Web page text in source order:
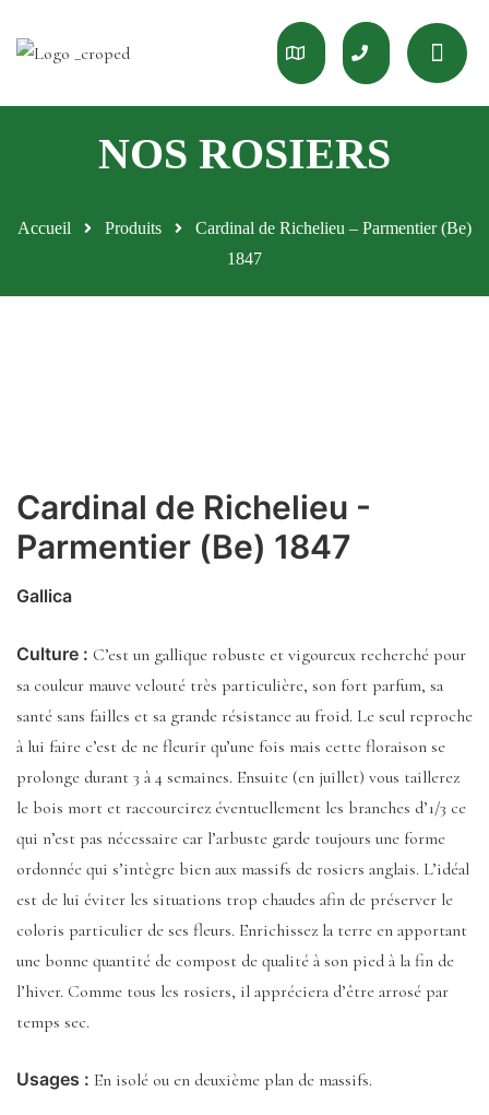
Accueil Produits
Cardinal de Richelieu – Parmentier (Be)
1847
Cardinal de Richelieu -
Parmentier (Be) 1847
Gallica
Culture : C’est un gallique robuste et vigoureux recherché pour
sa couleur mauve velouté très particulière, son fort parfum, sa
santé sans failles et sa grande résistance au froid. Le seul reproche
à lui faire c’est de ne fleurir qu’une fois mais cette floraison se
prolonge durant 3 à 4 semaines. Ensuite (en juillet) vous taillerez
le bois mort et raccourcirez éventuellement les branches d’1/3 ce
qui n’est pas nécessaire car l’arbuste garde toujours une forme
ordonnée qui s’intègre bien aux massifs de rosiers anglais. L’idéal
est de lui éviter les situations trop chaudes afin de préserver le
coloris particulier de ses fleurs. Enrichissez la terre en apportant
une bonne quantité de compost de qualité à son pied à la fin de
l’hiver. Comme tous les rosiers, il appréciera d’être arrosé par
temps sec.
Usages : En isolé ou en deuxième plan de massifs.